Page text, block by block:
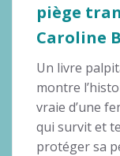
piège
Caroline
Un livre
montre
vraie d’une
qui survit et
protéger sa